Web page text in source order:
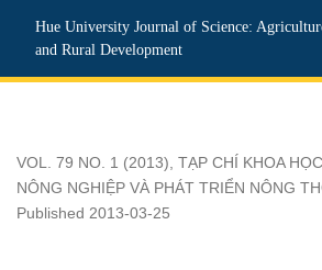
Hue University Journal of Science:
and Rural Development
VOL. 79 NO. 1 (2013), TẠP CHÍ KHOA
NÔNG NGHIỆP VÀ PHÁT TRIỂN NÔNG
Published 2013-03-25